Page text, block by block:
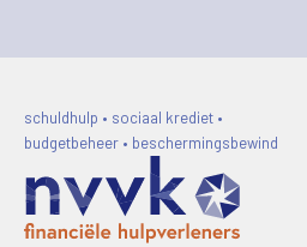
schuldhulp • sociaal krediet •
budgetbeheer • beschermingsbewind